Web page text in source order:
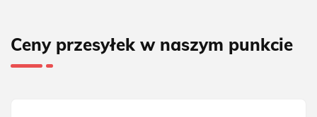
Ceny przesyłek w naszym punkcie